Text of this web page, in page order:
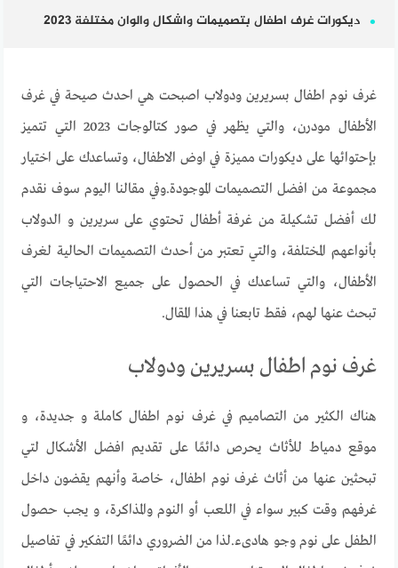
ديكورات غرف اطفال بتصميمات واشكال والوان مختلفة 2023
غرف نوم اطفال بسريرين ودولاب اصبحت هي احدث صيحة في غرف
الأطفال مودرن، والتي يظهر في صور كتالوجات 2023 التي تتميز
بإحتوائها على ديكورات مميزة في اوض الاطفال، وتساعدك على اختيار
مجموعة من افضل التصميمات الموجودة.وفي مقالنا اليوم سوف نقدم
لك أفضل تشكيلة من غرفة أطفال تحتوي على سريرين و الدولاب
بأنواعهم المختلفة، والتي تعتبر من أحدث التصميمات الحالية لغرف
الأطفال، والتي تساعدك في الحصول على جميع الاحتياجات التي
تبحث عنها لهم، فقط تابعنا في هذا المقال.
غرف نوم اطفال بسريرين ودولاب
هناك الكثير من التصاميم في غرف نوم اطفال كاملة و جديدة، و
موقع دمياط للأثاث يحرص دائمًا على تقديم افضل الأشكال لتي
تبحثين عنها من أثاث غرف نوم اطفال، خاصة وأنهم يقضون داخل
غرفهم وقت كبير سواء في اللعب أو النوم والمذاكرة، و يجب حصول
الطفل على نوم وجو هادىء.لذا من الضروري دائمًا التفكير في تفاصيل